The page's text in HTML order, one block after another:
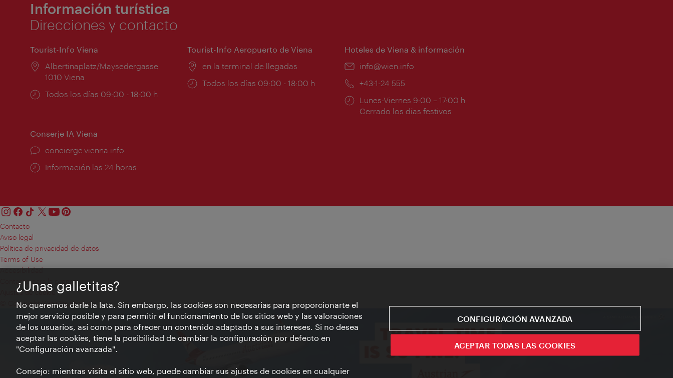
Información turística
Direcciones y contacto
Tourist-Info Viena
Lugar:
Albertinaplatz/Maysedergasse
1010 Viena
Horarios
Todos los días 09:00 - 18:00 h
Tourist-Info Aeropuerto de Viena
Lugar:
en la terminal de llegadas
Horarios
Todos los días 09:00 - 18:00 h
Hoteles de Viena & información
e-
info@wien.info
Teléfono:
+43-1-24 555
Horarios
de
Lunes-Viernes 9:00 – 17:00 h
Cerrado los días festivos
Conserje IA Viena
concierge.vienna.info
Información las 24 horas
Contacto
Aviso legal
Política de privacidad de datos
Terms of Use
Accesibilidad
Contacto para la prensa
Ajustes de cookie
© Copyright WienTourismus
¿Unas galletitas?
No queremos darle la lata. Sin embargo, las cookies son necesarias para proporcionarte el
mejor servicio posible y para permitir el funcionamiento de los sitios web y las valoraciones
de los usuarios, así como para ofrecer un contenido adaptado a sus intereses. Si no desea
aceptar las cookies, tiene la posibilidad de cambiar la configuración por defecto en
"Configuración avanzada".
Consejo: mientras visita el sitio web, puede cambiar sus ajustes de cookies en cualquier
CONFIGURACIÓN AVANZADA
ACEPTAR TODAS LAS COOKIES